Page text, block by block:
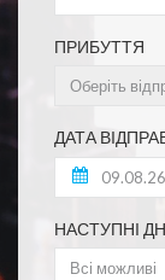
ПРИБУТТЯ
ДАТА
НАСТУПНІ